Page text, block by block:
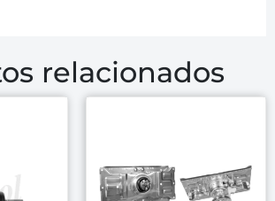
relacionados